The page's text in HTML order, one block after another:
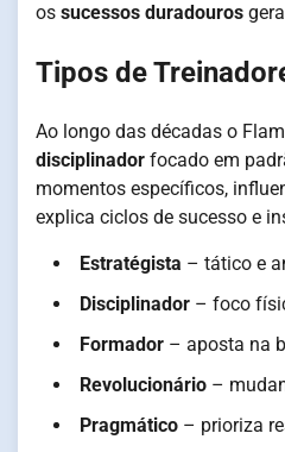
os sucessos duradouros
Tipos de
Ao longo das décadas o
disciplinador focado em
momentos específicos,
explica ciclos de sucesso e
Estratégista – tático e
Disciplinador – foco
Formador – aposta na
Revolucionário –
Pragmático – prioriza